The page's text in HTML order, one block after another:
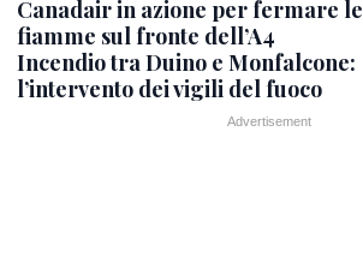
Canadair in azione per fermare le
fiamme sul fronte dell’A4
Incendio tra Duino e Monfalcone:
l’intervento dei vigili del fuoco